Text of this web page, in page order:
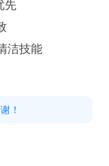
先
洁技能
！